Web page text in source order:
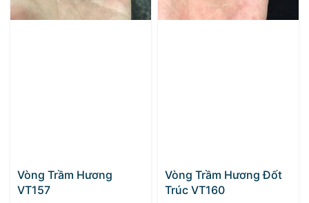
Vòng Trầm Hương
VT157
Vòng Trầm Hương Đốt
Trúc VT160